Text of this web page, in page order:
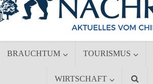
BRAUCHTUM TOURISMUS
WIRTSCHAFT